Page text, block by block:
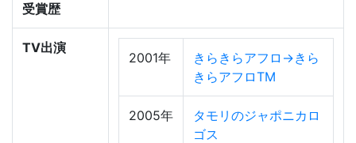
受賞歴
TV出演
2001年
きらきらアフロ→きら
きらアフロTM
2005年
タモリのジャポニカロ
ゴス